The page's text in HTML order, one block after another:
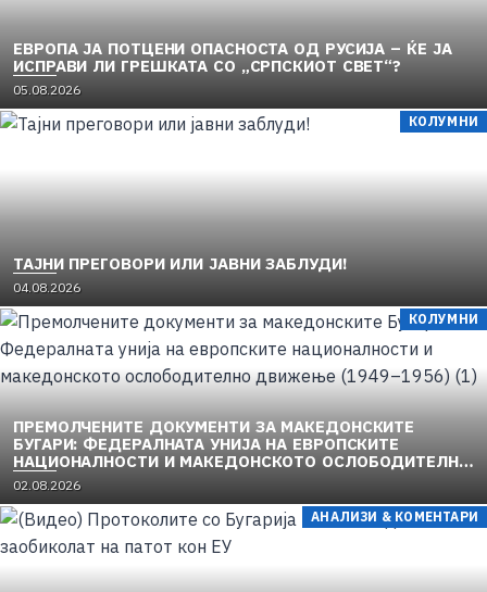
ЕВРОПА ЈА ПОТЦЕНИ ОПАСНОСТА ОД РУСИЈА – ЌЕ ЈА
ИСПРАВИ ЛИ ГРЕШКАТА СО „СРПСКИОТ СВЕТ“?
05.08.2026
КОЛУМНИ
TAЈНИ ПРЕГОВОРИ ИЛИ ЈАВНИ ЗАБЛУДИ!
04.08.2026
КОЛУМНИ
ПРЕМОЛЧЕНИТЕ ДОКУМЕНТИ ЗА МАКЕДОНСКИТЕ
БУГАРИ: ФЕДЕРАЛНАТА УНИЈА НА ЕВРОПСКИТЕ
НАЦИОНАЛНОСТИ И МАКЕДОНСКОТО ОСЛОБОДИТЕЛНО
ДВИЖЕЊЕ (1949–1956) (1)
02.08.2026
АНАЛИЗИ & КОМЕНТАРИ